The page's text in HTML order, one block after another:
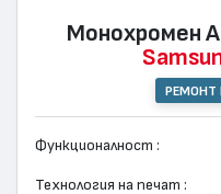
Монохромен
РЕМОНТ
Функционалност :
Технология на печат :